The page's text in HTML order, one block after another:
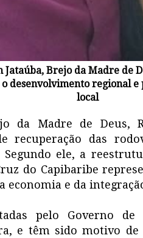
Brejo da Madre de
desenvolvimento regional
local
da Madre de Deus,
recuperação das
Segundo ele, a
do Capibaribe
economia e da
pelo Governo de
e têm sido motivo